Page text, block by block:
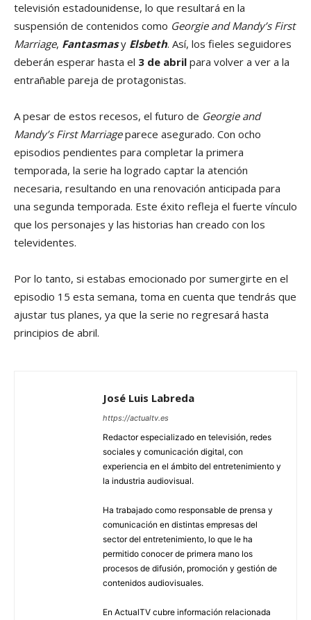
televisión estadounidense, lo que resultará en la
suspensión de contenidos como Georgie and Mandy’s First
Marriage, Fantasmasy Elsbeth. Así, los fieles seguidores
deberán esperar hasta el 3 de abril para volver a ver a la
entrañable pareja de protagonistas.
A pesar de estos recesos, el futuro de Georgie and
Mandy’s First Marriageparece asegurado. Con ocho
episodios pendientes para completar la primera
temporada, la serie ha logrado captar la atención
necesaria, resultando en una renovación anticipada para
una segunda temporada. Este éxito refleja el fuerte vínculo
que los personajes y las historias han creado con los
televidentes.
Por lo tanto, si estabas emocionado por sumergirte en el
episodio 15 esta semana, toma en cuenta que tendrás que
ajustar tus planes, ya que la serie no regresará hasta
principios de abril.
José Luis Labreda
https://actualtv.es
Redactor especializado en televisión, redes
sociales y comunicación digital, con
experiencia en el ámbito del entretenimiento y
la industria audiovisual.
Ha trabajado como responsable de prensa y
comunicación en distintas empresas del
sector del entretenimiento, lo que le ha
permitido conocer de primera mano los
procesos de difusión, promoción y gestión de
contenidos audiovisuales.
En ActualTV cubre información relacionada